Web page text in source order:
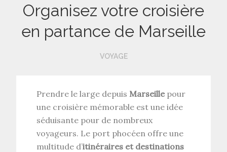
Organisez votre croisière
en partance de Marseille
VOYAGE
Prendre le large depuis Marseillepour
une croisière mémorable est une idée
séduisante pour de nombreux
voyageurs. Le port phocéen offre une
multitude d’itinéraires et destinations